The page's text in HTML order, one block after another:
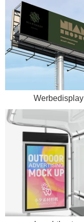
Werbedisplay